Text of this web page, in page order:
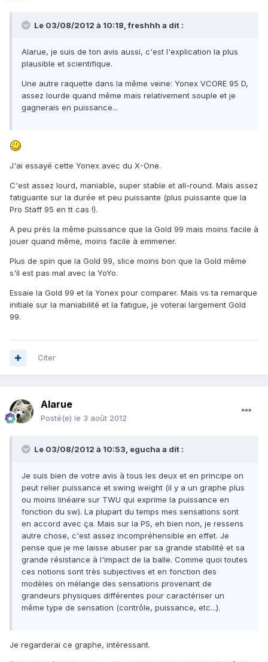
Le 03/08/2012 à 10:18, freshhh a dit :
Alarue, je suis de ton avis aussi, c'est l'explication la plus
plausible et scientifique.
Une autre raquette dans la même veine: Yonex VCORE 95 D,
assez lourde quand même mais relativement souple et je
gagnerais en puissance...
J'ai essayé cette Yonex avec du X-One.
C'est assez lourd, maniable, super stable et all-round. Mais assez
fatiguante sur la durée et peu puissante (plus puissante que la
Pro Staff 95 en tt cas !).
A peu près la même puissance que la Gold 99 mais moins facile à
jouer quand même, moins facile à emmener.
Plus de spin que la Gold 99, slice moins bon que la Gold même
s'il est pas mal avec la YoYo.
Essaie la Gold 99 et la Yonex pour comparer. Mais vs ta remarque
initiale sur la maniabilité et la fatigue, je voterai largement Gold
99.
Citer
Alarue
Posté(e) le 3 août 2012
Le 03/08/2012 à 10:53, egucha a dit :
Je suis bien de votre avis à tous les deux et en principe on
peut relier puissance et swing weight (il y a un graphe plus
ou moins linéaire sur TWU qui exprime la puissance en
fonction du sw). La plupart du temps mes sensations sont
en accord avec ça. Mais sur la PS, eh bien non, je ressens
autre chose, c'est assez incompréhensible en effet. Je
pense que je me laisse abuser par sa grande stabilité et sa
grande résistance à l'impact de la balle. Comme quoi toutes
ces notions sont très subjectives et en fonction des
modèles on mélange des sensations provenant de
grandeurs physiques différentes pour caractériser un
même type de sensation (contrôle, puissance, etc...).
Je regarderai ce graphe, intéressant.